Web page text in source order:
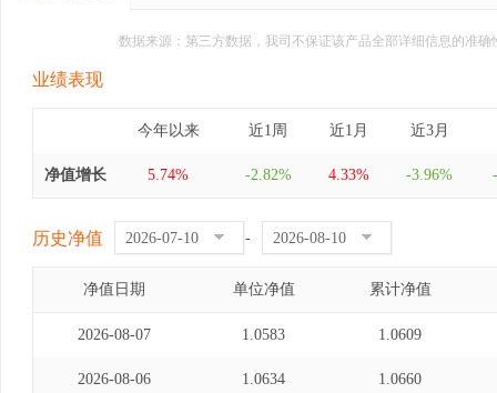
数据来源：第三方数据，我司不保证该产品全部详细信息的准
业绩表现
今年以来 近1周 近1月 近3月
净值增长 5.74% -2.82% 4.33% -3.96%
历史净值 -
净值日期 单位净值 累计净值
2026-08-07 1.0583 1.0609
2026-08-06 1.0634 1.0660